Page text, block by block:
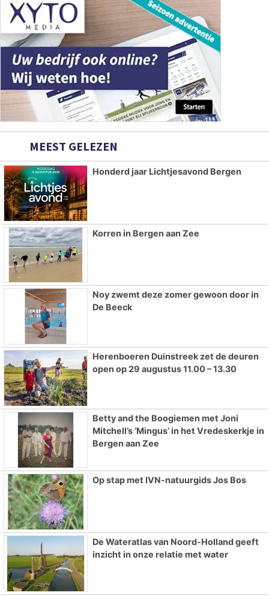
MEEST GELEZEN
Honderd jaar Lichtjesavond Bergen
Korren in Bergen aan Zee
Noy zwemt deze zomer gewoon door in
De Beeck
Herenboeren Duinstreek zet de deuren
open op 29 augustus 11.00 – 13.30
Betty and the Boogiemen met Joni
Mitchell’s ‘Mingus’ in het Vredeskerkje in
Bergen aan Zee
Op stap met IVN-natuurgids Jos Bos
De Wateratlas van Noord-Holland geeft
inzicht in onze relatie met water